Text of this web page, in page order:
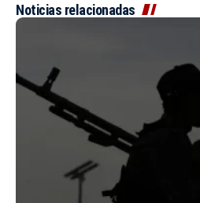
Noticias relacionadas